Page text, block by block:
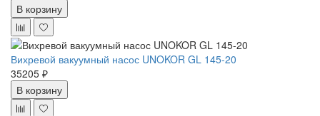
В корзину
Вихревой вакуумный насос UNOKOR GL 145-20
35205 ₽
В корзину